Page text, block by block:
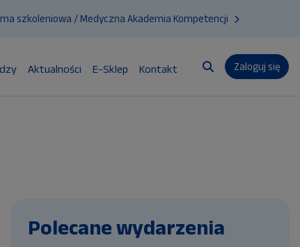
szkoleniowa / Medyczna Akademia Kompetencji
Aktualności E-Sklep
Kontakt
Przełącznik
Zaloguj się
Polecane wydarzenia